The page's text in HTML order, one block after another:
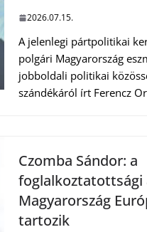
2026.07.15.
A jelenlegi pártpolitikai
polgári Magyarország
jobboldali politikai
szándékáról írt Ferencz
Czomba Sándor: a
foglalkoztatottsági
Magyarország
tartozik